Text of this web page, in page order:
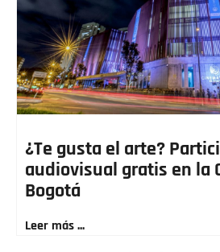
¿Te gusta el arte?
audiovisual gratis en la
Bogotá
Leer más ...